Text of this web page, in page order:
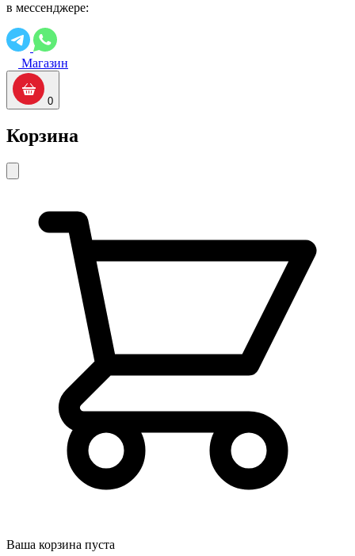
в мессенджере:
Магазин
0
Корзина
Ваша корзина пуста